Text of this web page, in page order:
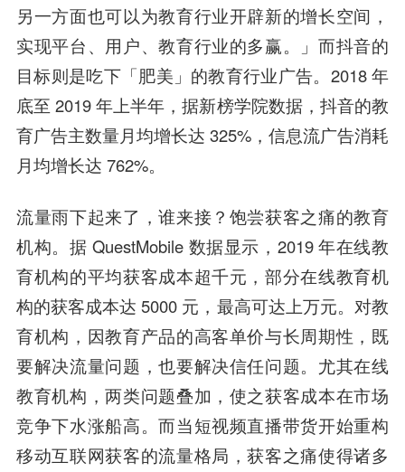
另一方面也可以为教育行业开辟新的增长空间，
实现平台、用户、教育行业的多赢。」而抖音的
目标则是吃下「肥美」的教育行业广告。2018 年
底至 2019 年上半年，据新榜学院数据，抖音的教
育广告主数量月均增长达 325%，信息流广告消耗
月均增长达 762%。
流量雨下起来了，谁来接？饱尝获客之痛的教育
机构。 据 QuestMobile 数据显示，2019 年在线教
育机构的平均获客成本超千元，部分在线教育机
构的获客成本达 5000 元，最高可达上万元。对教
育机构，因教育产品的高客单价与长周期性，既
要解决流量问题，也要解决信任问题。尤其在线
教育机构，两类问题叠加，使之获客成本在市场
竞争下水涨船高。而当短视频直播带货开始重构
移动互联网获客的流量格局，获客之痛使得诸多